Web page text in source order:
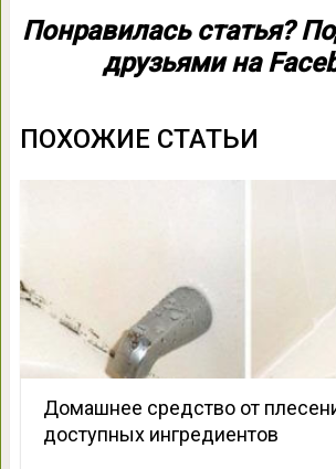
Понравилась статья?
друзьями на
ПОХОЖИЕ СТАТЬИ
Домашнее средство от
доступных ингредиентов